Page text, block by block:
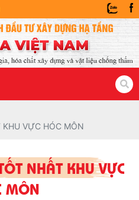
VỰC HÓC MÔN
NHẤT KHU VỰC
MÔN